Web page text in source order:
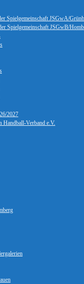
Spielgemeinschaft JSGwA/
Spielgemeinschaft JSGwB/
2027
Handball-Verband e.V.